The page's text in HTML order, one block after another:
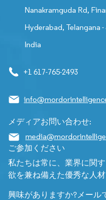
Nanakramguda Rd,
Hyderabad, Telangana -
India
+1 617-765-2493
メディアお問い合わせ:
ご参加ください
私たちは常に、業界に関
欲を兼ね備えた優秀な人材
興味がありますか?メール